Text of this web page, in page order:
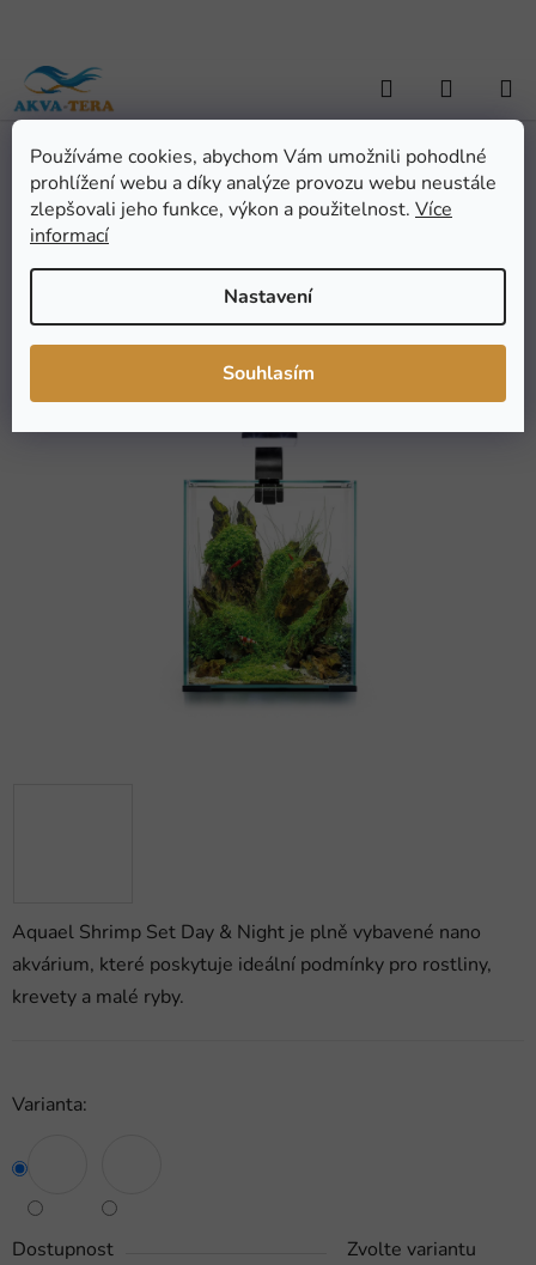
Používáme cookies, abychom Vám umožnili pohodlné
prohlížení webu a díky analýze provozu webu neustále
zlepšovali jeho funkce, výkon a použitelnost. Více
informací
Nastavení
Souhlasím
obsah
Hledat
KOŠÍK
Domů / AKVARISTIKA / Akvária a akvarijní sety / Akvarijní sety a
komplety / AQUAEL SHRIMP SET DAY&NIGHT 20
Aquael Shrimp Set Day & Night je plně vybavené nano
akvárium, které poskytuje ideální podmínky pro rostliny,
krevety a malé ryby.
Varianta:
Dostupnost
Zvolte variantu
AQUAEL SHRIMP SET
DAY&NIGHT 20
hodnocení
0,0
Podrobnosti hodnocení
Značka:Aquael